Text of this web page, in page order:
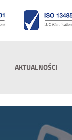
AKTUALNOŚCI